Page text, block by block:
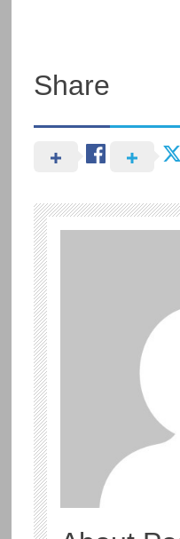
Share